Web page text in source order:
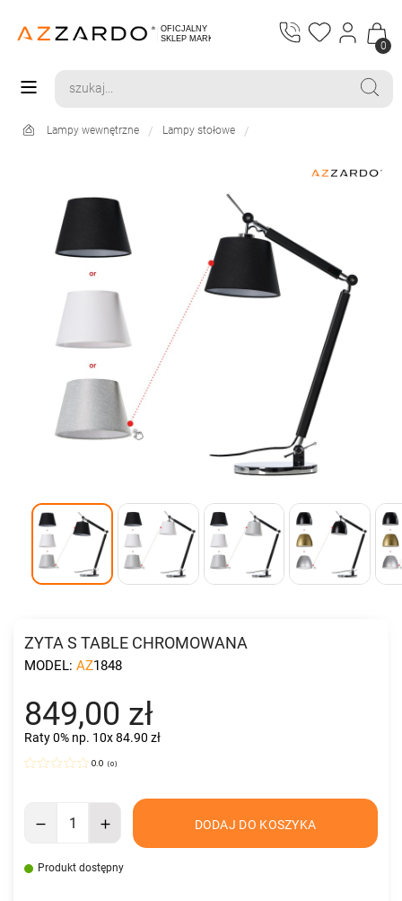
0
Lampy wewnętrzne Lampy stołowe
ZYTA S TABLE CHROMOWANA
MODEL: AZ1848
849,00 zł
Raty 0% np. 10x 84.90 zł
0.0 (0)
DODAJ DO KOSZYKA
Produkt dostępny